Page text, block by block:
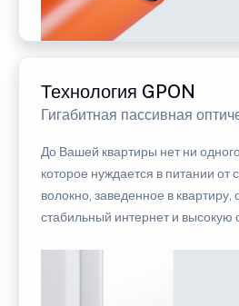
Технология GPON
Гигабитная пассивная
До Вашей квартиры нет ни
которое нуждается в питании от
волокно, заведенное в квартиру,
стабильный интернет и высокую